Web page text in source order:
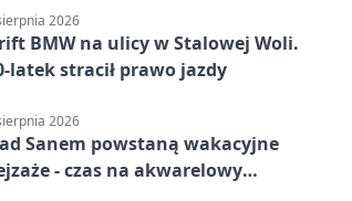
2026
BMW na ulicy w Stalowej Woli.
latek stracił prawo jazdy
2026
Sanem powstaną wakacyjne
- czas na akwarelowy